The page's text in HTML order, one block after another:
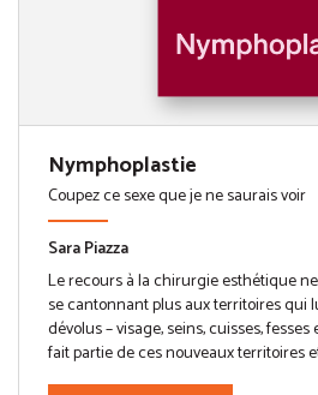
Nymphoplastie
Coupez ce sexe que je ne saurais voir
Sara Piazza
Le recours à la chirurgie esthétique
se cantonnant plus aux territoires qui
dévolus – visage, seins, cuisses,
fait partie de ces nouveaux territoires